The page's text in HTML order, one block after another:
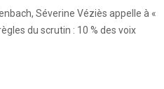
Séverine Véziès appelle à «
du scrutin : 10 % des voix